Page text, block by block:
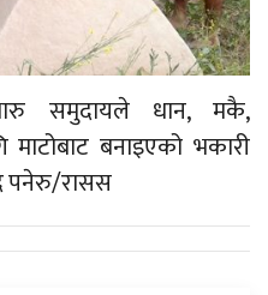
समुदायले धान, मकै,
बनाइएको भकारी
पनेरु/रासस